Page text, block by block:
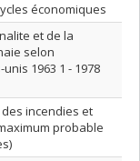
économiques
et de la
selon
1963 1 - 1978
incendies et
probable